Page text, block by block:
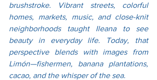
brushstroke. Vibrant streets, colorful
homes, markets, music, and close-knit
neighborhoods taught Ileana to see
beauty in everyday life. Today, that
perspective blends with images from
Limón—fishermen, banana plantations,
cacao, and the whisper of the sea.